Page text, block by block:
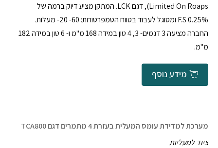
Limited On Roaps), דגם LCK. המתקן מציע דיוק ברמה של
0.25% F.S ומסוגל לעבוד בטווח הטמפרטורות: 60- 20- מעלות.
החברה מציעה 3 דגמים- 3, 4 טון במידה 168 מ"מ ו- 6 טון במידה 182
מ"מ.
מידע נוסף
מערכת למדידת עומס המעלית בעזרת 4 מתמרים דגם TCA800
ציוד למעליות